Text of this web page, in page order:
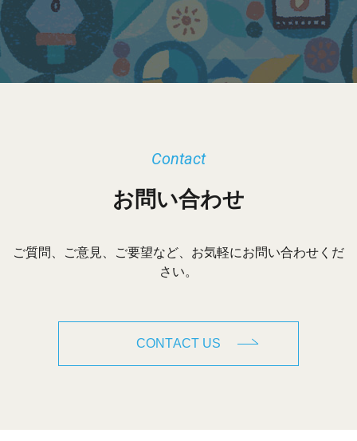
ブ
お問い合わせ
Contact
ご質問、ご意見、ご要望など、お気軽にお問い合わせくだ
さい。
CONTACT US